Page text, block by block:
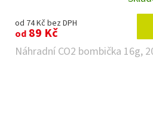
od 74 Kč bez DPH
od 89 Kč
Náhradní CO2 bombička 16g,